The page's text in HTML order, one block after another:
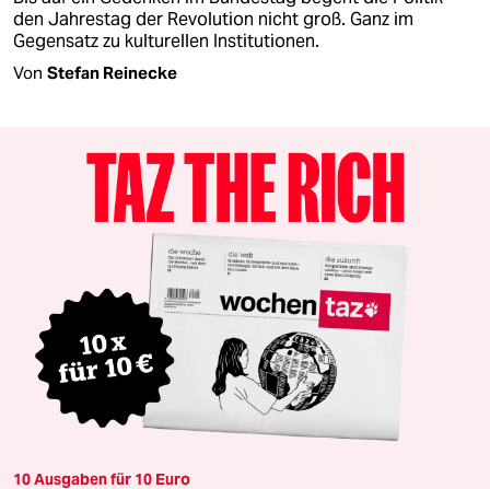
den Jahrestag der Revolution nicht groß. Ganz im
Gegensatz zu kulturellen Institutionen.
Von Stefan Reinecke
10 Ausgaben für 10 Euro